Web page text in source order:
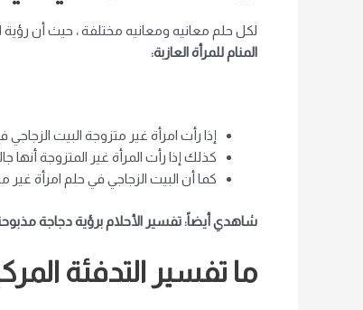
لكل حلم معانيه ومعانيه مختلفة ، حيث أن رؤية
المنام للمرأة العازبة:
إذا رأت امرأة غير متزوجة البيت الزجاجي
كذلك إذا رأت المرأة غير المتزوجة
كما أن البيت الزجاجي في حلم امرأة غير
شاهدي أيضاً: تفسير الأحلام برؤية دجاجة
ما تفسير التدفئة